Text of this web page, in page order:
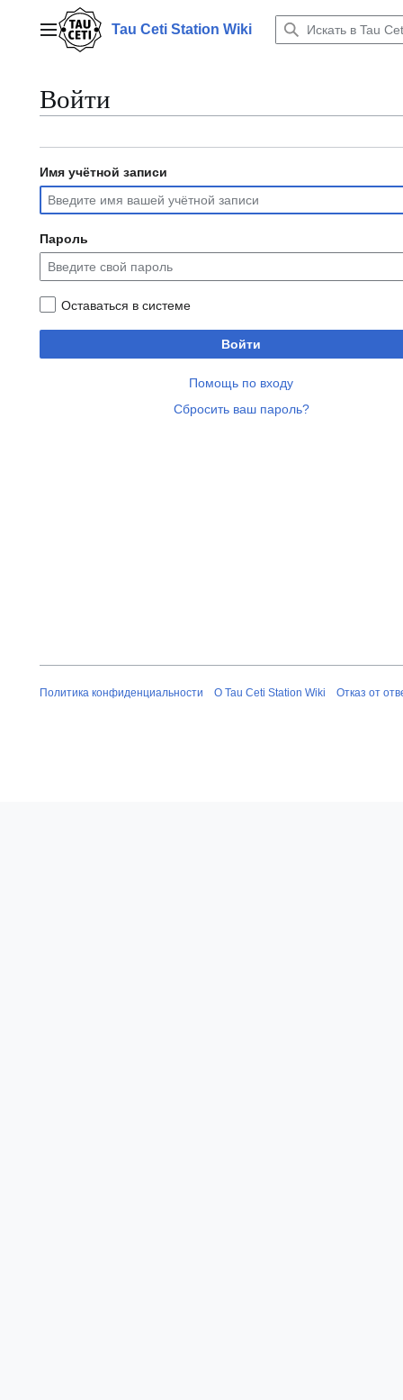
содержаниюГлавное менюTau Ceti Station Wiki
Войти
Имя учётной записи
Пароль
Оставаться в системе
Войти
Помощь по входу
Сбросить ваш пароль?
Политика конфиденциальности О Tau Ceti Station Wiki Отказ от